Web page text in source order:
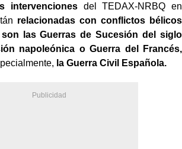
intervencionesdel TEDAX-NRBQ en
relacionadas con conflictos bélicos
las Guerras de Sucesión del siglo
napoleónica o Guerra del Francés,
la Guerra Civil Española.